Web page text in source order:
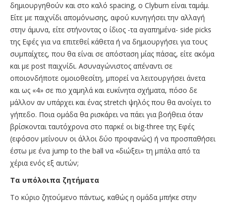
δημιουργηθούν και στο καλό spacing, ο Clyburn είναι ταμάμ.
Είτε με παιχνίδι απομόνωσης, αφού κυνηγήσει την αλλαγή
στην άμυνα, είτε στήνοντας ο ίδιος -τα αγαπημένα- side picks
της Εφές για να επιτεθεί κάθετα ή να δημιουργήσει για τους
συμπαίχτες, που θα είναι σε απόσταση μίας πάσας, είτε ακόμα
και με post παιχνίδι. Ασυναγώνιστος απέναντι σε
οποιονδήποτε ομοιοθεσίτη, μπορεί να λειτουργήσει άνετα
και ως «4» σε πιο χαμηλά και ευκίνητα σχήματα, πόσο δε
μάλλον αν υπάρχει και ένας stretch ψηλός που θα ανοίγει το
γήπεδο. Ποια ομάδα θα ρισκάρει να πάει για βοήθεια όταν
βρίσκονται ταυτόχρονα στο παρκέ οι big-three της Εφές
(εφόσον μείνουν οι άλλοι δύο προφανώς) ή να προσπαθήσει
έστω με ένα jump to the ball να «διώξει» τη μπάλα από τα
χέρια ενός εξ αυτών;
Τα υπόλοιπα ζητήματα
Το κύριο ζητούμενο πάντως, καθώς η ομάδα μπήκε στην